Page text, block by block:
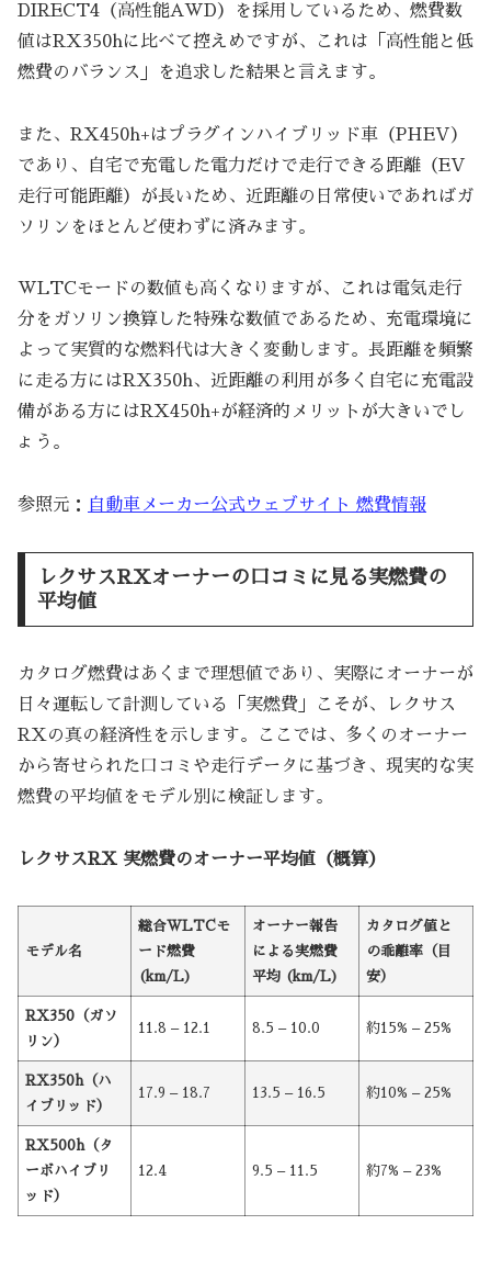
DIRECT4（高性能AWD）を採用しているため、燃費数
値はRX350hに比べて控えめですが、これは「高性能と低
燃費のバランス」を追求した結果と言えます。
また、RX450h+はプラグインハイブリッド車（PHEV）
であり、自宅で充電した電力だけで走行できる距離（EV
走行可能距離）が長いため、近距離の日常使いであればガ
ソリンをほとんど使わずに済みます。
WLTCモードの数値も高くなりますが、これは電気走行
分をガソリン換算した特殊な数値であるため、充電環境に
よって実質的な燃料代は大きく変動します。長距離を頻繁
に走る方にはRX350h、近距離の利用が多く自宅に充電設
備がある方にはRX450h+が経済的メリットが大きいでし
ょう。
参照元： 自動車メーカー公式ウェブサイト 燃費情報
レクサスRXオーナーの口コミに見る実燃費の
平均値
カタログ燃費はあくまで理想値であり、実際にオーナーが
日々運転して計測している「実燃費」こそが、レクサス
RXの真の経済性を示します。ここでは、多くのオーナー
から寄せられた口コミや走行データに基づき、現実的な実
燃費の平均値をモデル別に検証します。
レクサスRX 実燃費のオーナー平均値（概算）
モデル名
総合WLTCモ
ード燃費
(km/L)
オーナー報告
による実燃費
平均 (km/L)
カタログ値と
の乖離率（目
安）
RX350（ガソ
リン）
11.8 – 12.1 8.5 – 10.0 約15% – 25%
RX350h（ハ
イブリッド）
17.9 – 18.7 13.5 – 16.5 約10% – 25%
RX500h（タ
ーボハイブリ
ッド）
12.4 9.5 – 11.5 約7% – 23%